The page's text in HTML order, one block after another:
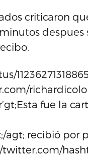
criticaron
fue la
agt; recibió por